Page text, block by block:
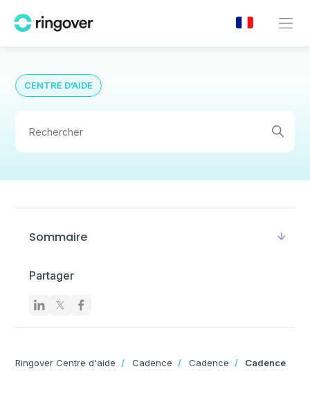
CENTRE D’AIDE
Sommaire
Partager
Ringover Centre d'aide Cadence Cadence Cadence